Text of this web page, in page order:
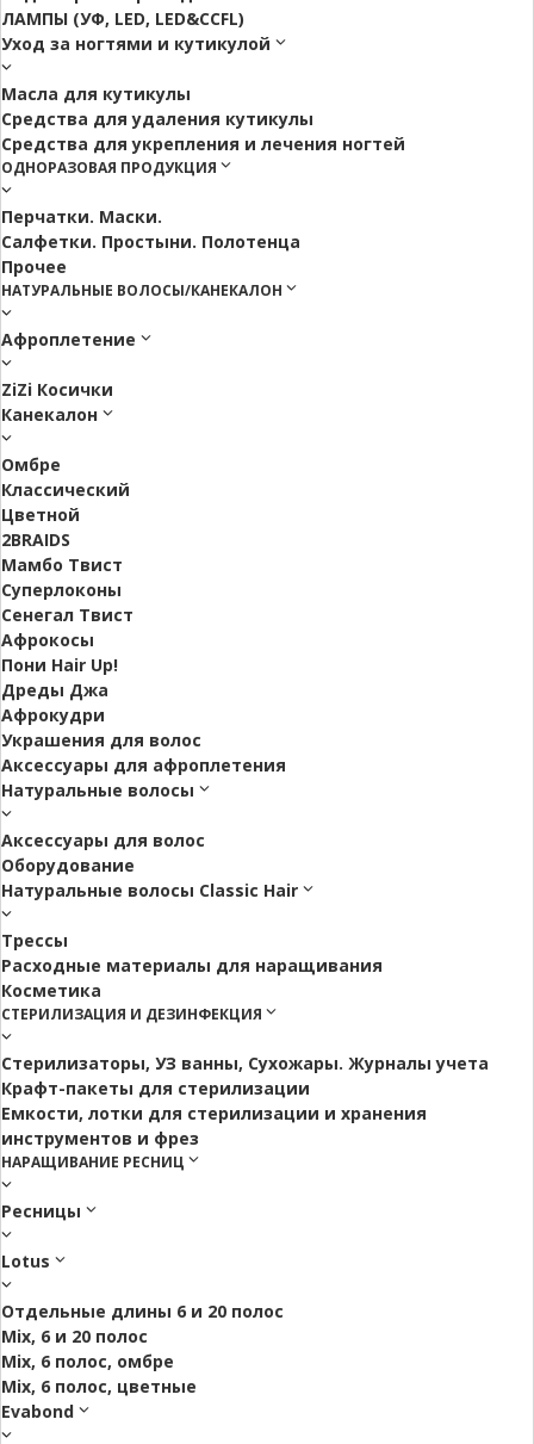
ЛАМПЫ (УФ, LED, LED&CCFL)
Уход за ногтями и кутикулой
Масла для кутикулы
Средства для удаления кутикулы
Средства для укрепления и лечения ногтей
ОДНОРАЗОВАЯ ПРОДУКЦИЯ
Перчатки. Маски.
Салфетки. Простыни. Полотенца
Прочее
НАТУРАЛЬНЫЕ ВОЛОСЫ/КАНЕКАЛОН
Афроплетение
ZiZi Косички
Канекалон
Омбре
Классический
Цветной
2BRAIDS
Мамбо Твист
Суперлоконы
Сенегал Твист
Афрокосы
Пони Hair Up!
Дреды Джа
Афрокудри
Украшения для волос
Аксессуары для афроплетения
Натуральные волосы
Аксессуары для волос
Оборудование
Натуральные волосы Classic Hair
Трессы
Расходные материалы для наращивания
Косметика
СТЕРИЛИЗАЦИЯ И ДЕЗИНФЕКЦИЯ
Стерилизаторы, УЗ ванны, Сухожары. Журналы учета
Крафт-пакеты для стерилизации
Емкости, лотки для стерилизации и хранения
инструментов и фрез
НАРАЩИВАНИЕ РЕСНИЦ
Ресницы
Lotus
Отдельные длины 6 и 20 полос
Mix, 6 и 20 полос
Mix, 6 полос, омбре
Mix, 6 полос, цветные
Evabond